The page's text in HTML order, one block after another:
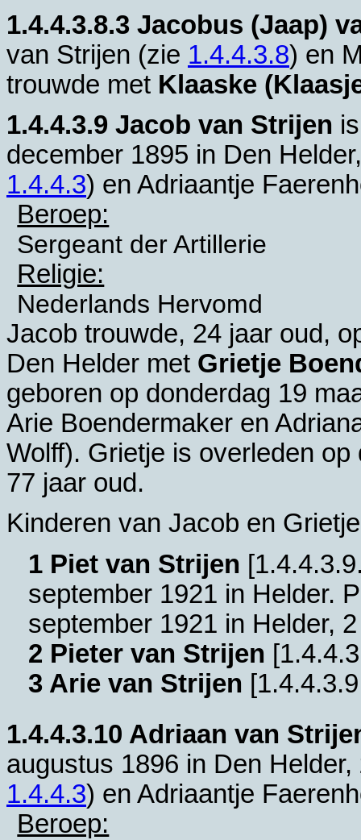
1.4.4.3.8.3 Jacobus (Jaap)
van Strijen (zie 1.4.4.3.8) en
trouwde met Klaaske
1.4.4.3.9 Jacob van Strijen
december 1895 in Den Helder
1.4.4.3) en Adriaantje
Beroep:
Sergeant der Artillerie
Religie:
Nederlands Hervomd
Jacob trouwde, 24 jaar oud,
Den Helder met Grietje
geboren op donderdag 19
Arie Boendermaker en
Wolff). Grietje is overleden
77 jaar oud.
Kinderen van Jacob en
1 Piet van Strijen [
september 1921 in Helder.
september 1921 in Helder,
2 Pieter van Strijen [
3 Arie van Strijen [
1.4.4.3.10 Adriaan van
augustus 1896 in Den Helder,
1.4.4.3) en Adriaantje
Beroep: